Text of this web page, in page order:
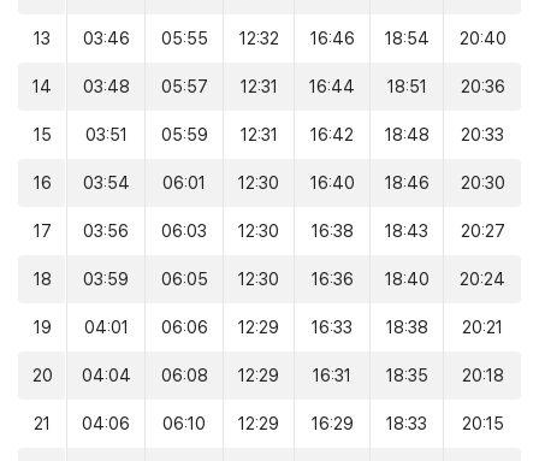
13 03:46 05:55 12:32 16:46 18:54 20:40
14 03:48 05:57 12:31 16:44 18:51 20:36
15 03:51 05:59 12:31 16:42 18:48 20:33
16 03:54 06:01 12:30 16:40 18:46 20:30
17 03:56 06:03 12:30 16:38 18:43 20:27
18 03:59 06:05 12:30 16:36 18:40 20:24
19 04:01 06:06 12:29 16:33 18:38 20:21
20 04:04 06:08 12:29 16:31 18:35 20:18
21 04:06 06:10 12:29 16:29 18:33 20:15